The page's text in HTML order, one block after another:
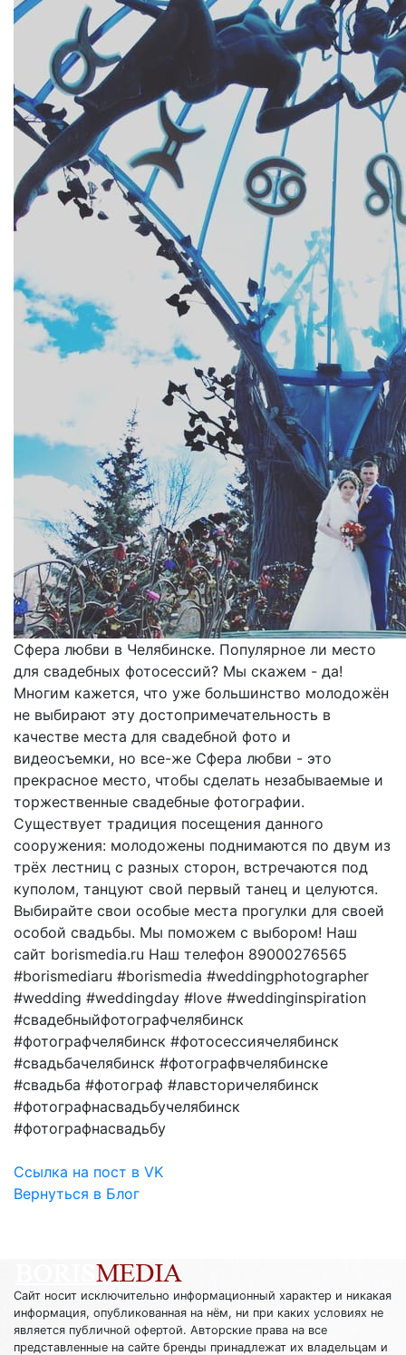
Сфера любви в Челябинске. Популярное ли место
для свадебных фотосессий? Мы скажем - да!
Многим кажется, что уже большинство молодожён
не выбирают эту достопримечательность в
качестве места для свадебной фото и
видеосъемки, но все-же Сфера любви - это
прекрасное место, чтобы сделать незабываемые и
торжественные свадебные фотографии.
Существует традиция посещения данного
сооружения: молодожены поднимаются по двум из
трёх лестниц с разных сторон, встречаются под
куполом, танцуют свой первый танец и целуются.
Выбирайте свои особые места прогулки для своей
особой свадьбы. Мы поможем с выбором! Наш
сайт borismedia.ru Наш телефон 89000276565
#borismediaru #borismedia #weddingphotographer
#wedding #weddingday #love #weddinginspiration
#свадебныйфотографчелябинск
#фотографчелябинск #фотосессиячелябинск
#свадьбачелябинск #фотографвчелябинске
#свадьба #фотограф #лавсторичелябинск
#фотографнасвадьбучелябинск
#фотографнасвадьбу
Ссылка на пост в VK
Вернуться в Блог
Сайт носит исключительно информационный характер и никакая
информация, опубликованная на нём, ни при каких условиях не
является публичной офертой. Авторские права на все
представленные на сайте бренды принадлежат их владельцам и